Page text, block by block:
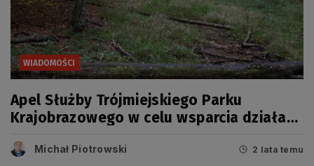
WIADOMOŚCI
Apel Służby Trójmiejskiego Parku
Krajobrazowego w celu wsparcia działań
Michał Piotrowski 2 lata temu